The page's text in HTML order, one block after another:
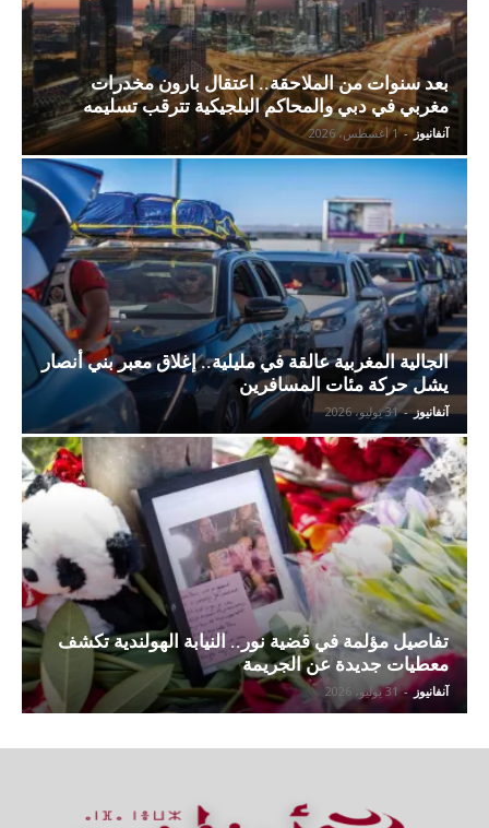
بعد سنوات من الملاحقة.. اعتقال بارون مخدرات
مغربي في دبي والمحاكم البلجيكية تترقب تسليمه
آنفانيوز - 1 أغسطس، 2026
الجالية المغربية عالقة في مليلية.. إغلاق معبر بني أنصار
يشل حركة مئات المسافرين
آنفانيوز - 31 يوليو، 2026
تفاصيل مؤلمة في قضية نور.. النيابة الهولندية تكشف
معطيات جديدة عن الجريمة
آنفانيوز - 31 يوليو، 2026